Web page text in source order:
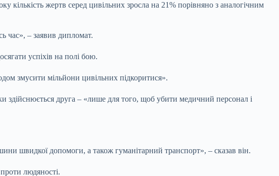
кількість жертв серед цивільних зросла на 21% порівняно з аналогічним
час», – заявив дипломат.
успіхів на полі бою.
змусити мільйони цивільних підкоритися».
здійснюється друга – «лише для того, щоб убити медичний персонал і
швидкої допомоги, а також гуманітарний транспорт», – сказав він.
людяності.